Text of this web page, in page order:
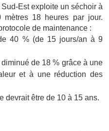
Est exploite un séchoir à
18 heures par jour.
de maintenance :
40 % (de 15 jours/an à 9
de 18 % grâce à une
et à une réduction des
devrait être de 10 à 15 ans.